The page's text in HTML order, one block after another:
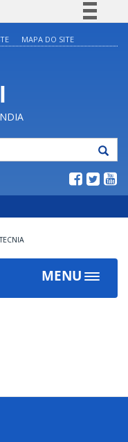
Legislação
Canais
MAPA DO SITE
MENU
Toggle